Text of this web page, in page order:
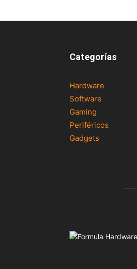
Categorías
Hardware
Software
Gaming
Periféricos
Gadgets